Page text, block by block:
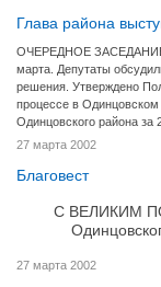
Глава района
ОЧЕРЕДНОЕ ЗАСЕДАНИЕ
марта. Депутаты
решения. Утверждено
процессе в
Одинцовского района за
27 марта 2002
Благовест
С ВЕЛИКИМ
27 марта 2002